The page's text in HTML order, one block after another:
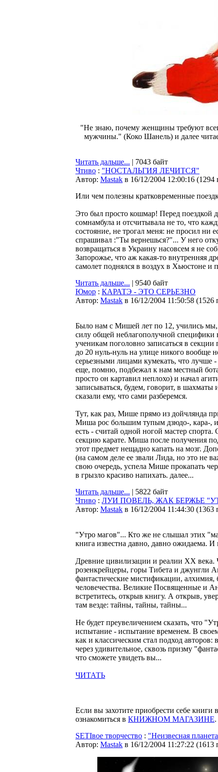
"Не знаю, почему женщины требуют
мужчины." (Коко Шанель) и далее
Читать дальше... | 7043 байт
Чтиво : "НОСТАЛЬГИЯ ЛЕЧИТСЯ"
Автор: Мastak в 16/12/2004 12:00:16 (1294
Или чем полезны кратковременные
Это был просто кошмар! Перед поездкой
сомнамбула и отсчитывала не то, что
состояние, не трогал меня: не просил ни
спрашивал :"Ты вернешься?"... У него
возвращаться в Украину насовсем я не
Запорожье, что аж какая-то внутренняя
самолет поднялся в воздух в Хьюстоне и
Читать дальше... | 9540 байт
Юмор : КАРАТЭ - ЭТО СЕРЬЕЗНО
Автор: Мastak в 16/12/2004 11:50:58 (1526
Было нам с Мишей лет по 12, учились мы,
силу общей неблагополучной специфики
ученикам поголовно записаться в
до 20 нуль-нуль на улице никого
серьезными лицами кумекать, что лучше
еще, помню, подбежал к нам местный
просто он картавил неплохо) и начал
записываться, будем, говорит, в
сказали ему, что сами разберемся.
Тут, как раз, Мише прямо из дойчлянда
Миша рос большим тупым дзюдо-, кара-,
есть - считай одной ногой мастер
секцию карате. Миша после получения
этот предмет нещадно капать на мозг.
(на самом деле ее звали Лида, но это не
свою очередь, успела Мише прокапать
в грызло красиво напихать. далее...
Читать дальше... | 5822 байт
Чтиво : ЛУИ ПОВЕЛЬ, ЖАК БЕРЖЬЕ
Автор: Мastak в 16/12/2004 11:44:30 (1363
"Утро магов"... Кто же не слышал этих
книга известна давно, давно ожидаема.
Древние цивилизации и реалии XX
розенкрейцеры, горы Тибета и джунгли
фантастические мистификации, алхимия,
человечества. Великие Посвященные и
встретитесь, открыв книгу. А открыв,
там везде: тайны, тайны, тайны...
Не будет преувеличением сказать, что
испытание - испытание временем. В
как и классическим стал подход
через удивительное, сквозь призму
что сможете увидеть вы...
ЧИТАТЬ
Если вы захотите приобрести себе
ознакомиться в КНИЖНОМ МАГАЗИНЕ.
SETIвое творчество : "Неизвесная
Автор: Мastak в 16/12/2004 11:27:22 (1613